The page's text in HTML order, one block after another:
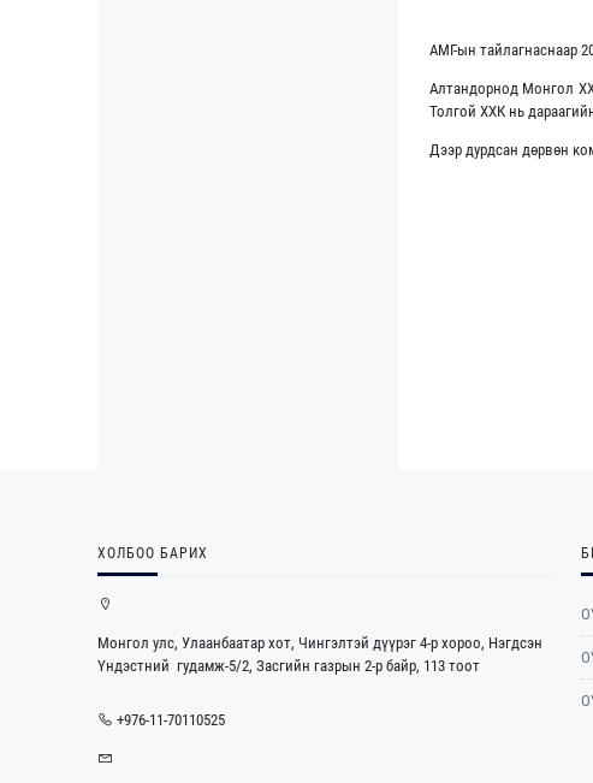
АМГ-ын тайлагнаснаар
Алтандорнод Монгол
Толгой ХХК нь
Дээр дурдсан дөрвөн
ХОЛБОО БАРИХ
Монгол улс, Улаанбаатар хот, Чингэлтэй дүүрэг 4-р хороо, Нэгдсэн
Үндэстний гудамж-5/2, Засгийн газрын 2-р байр, 113 тоот
+976-11-70110525